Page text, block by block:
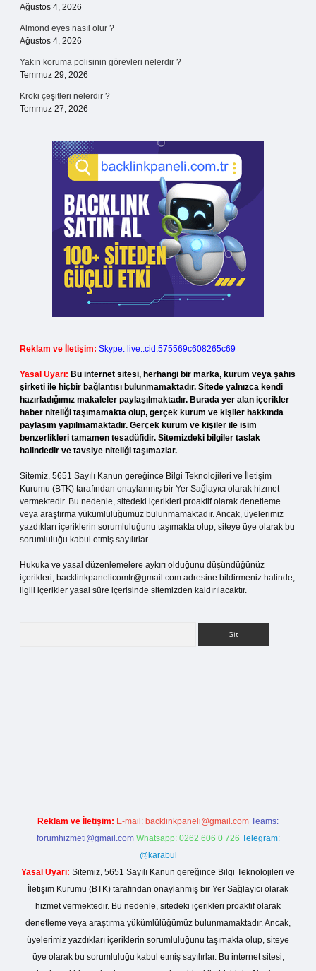
Ağustos 4, 2026
Almond eyes nasıl olur ?
Ağustos 4, 2026
Yakın koruma polisinin görevleri nelerdir ?
Temmuz 29, 2026
Kroki çeşitleri nelerdir ?
Temmuz 27, 2026
Reklam ve İletişim: Skype: live:.cid.575569c608265c69
Yasal Uyarı: Bu internet sitesi, herhangi bir marka, kurum veya şahıs
şirketi ile hiçbir bağlantısı bulunmamaktadır. Sitede yalnızca kendi
hazırladığımız makaleler paylaşılmaktadır. Burada yer alan içerikler
haber niteliği taşımamakta olup, gerçek kurum ve kişiler hakkında
paylaşım yapılmamaktadır. Gerçek kurum ve kişiler ile isim
benzerlikleri tamamen tesadüfidir. Sitemizdeki bilgiler taslak
halindedir ve tavsiye niteliği taşımazlar.
Sitemiz, 5651 Sayılı Kanun gereğince Bilgi Teknolojileri ve İletişim
Kurumu (BTK) tarafından onaylanmış bir Yer Sağlayıcı olarak hizmet
vermektedir. Bu nedenle, sitedeki içerikleri proaktif olarak denetleme
veya araştırma yükümlülüğümüz bulunmamaktadır. Ancak, üyelerimiz
yazdıkları içeriklerin sorumluluğunu taşımakta olup, siteye üye olarak bu
sorumluluğu kabul etmiş sayılırlar.
Hukuka ve yasal düzenlemelere aykırı olduğunu düşündüğünüz
içerikleri, backlinkpanelicomtr@gmail.com adresine bildirmeniz halinde,
ilgili içerikler yasal süre içerisinde sitemizden kaldırılacaktır.
Reklam ve İletişim: E-mail: backlinkpaneli@gmail.com Teams:
forumhizmeti@gmail.com Whatsapp: 0262 606 0 726 Telegram:
@karabul
Yasal Uyarı: Sitemiz, 5651 Sayılı Kanun gereğince Bilgi Teknolojileri ve
İletişim Kurumu (BTK) tarafından onaylanmış bir Yer Sağlayıcı olarak
hizmet vermektedir. Bu nedenle, sitedeki içerikleri proaktif olarak
denetleme veya araştırma yükümlülüğümüz bulunmamaktadır. Ancak,
üyelerimiz yazdıkları içeriklerin sorumluluğunu taşımakta olup, siteye
üye olarak bu sorumluluğu kabul etmiş sayılırlar. Bu internet sitesi,